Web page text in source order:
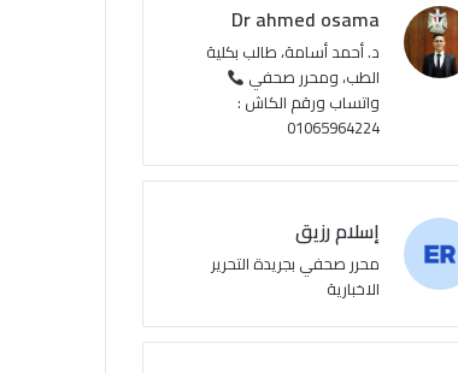
S
S
Dr ahmed osama
د. أحمد أسامة، طالب بكلية
الطب، ومحرر صحفي
واتساب ورقم الكاش :
01065964224
إسلام رزيق
محرر صحفي بجريدة التحرير
الاخبارية